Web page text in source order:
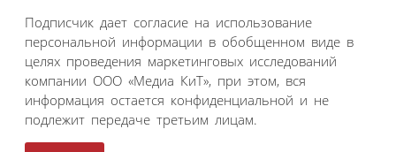
Подписчик дает согласие на использование
персональной информации в обобщенном виде в
целях проведения маркетинговых исследований
компании ООО «Медиа КиТ», при этом, вся
информация остается конфиденциальной и не
подлежит передаче третьим лицам.